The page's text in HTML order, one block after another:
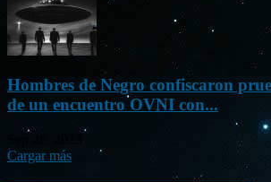
Hombres de Negro confiscaron
de un encuentro OVNI con...
Cargar más